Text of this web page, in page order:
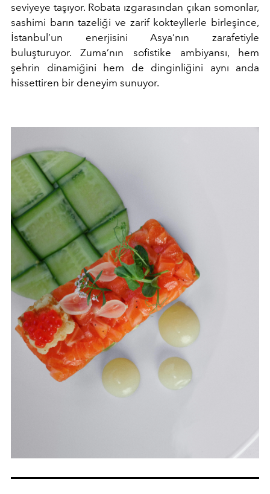
seviyeye taşıyor. Robata ızgarasından çıkan somonlar,
sashimi barın tazeliği ve zarif kokteyllerle birleşince,
İstanbul’un enerjisini Asya’nın zarafetiyle
buluşturuyor. Zuma’nın sofistike ambiyansı, hem
şehrin dinamiğini hem de dinginliğini aynı anda
hissettiren bir deneyim sunuyor.